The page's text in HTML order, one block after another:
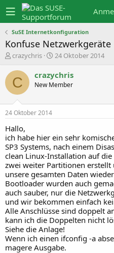
SuSE Internetkonfiguration
Konfuse Netzwerkgeräte
E
s
t
e
l
e
r
crazychris
E
t
e
24 Oktober 2014
C crazychris
New Member
24 Oktober 2014
Hallo,
ich habe hier ein sehr
SP3 Systems, nach einem
clean Linux-Installation auf
zwei weiter Partitionen
unsere gesamten Daten
Bootloader wurden auch
auch sauber, nur die
und wir bekommen einfach
Alle Anschlüsse sind doppelt
kann ich die Doppelten nicht
Siehe die Anlage!
Wenn ich einen ifconfig -a
magere Ausgabe.